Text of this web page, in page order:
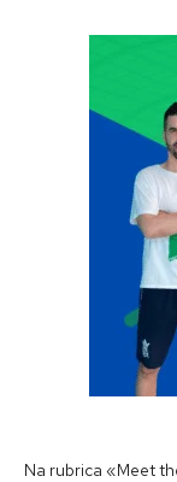
Na rubrica «Meet